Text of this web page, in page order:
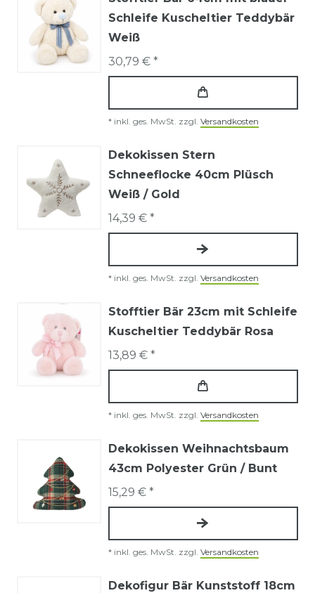
Schleife Kuscheltier Teddybär
Weiß
30,79 € *
* inkl. ges. MwSt. zzgl. Versandkosten
Dekokissen Stern
Schneeflocke 40cm Plüsch
Weiß / Gold
14,39 € *
* inkl. ges. MwSt. zzgl. Versandkosten
Stofftier Bär 23cm mit Schleife
Kuscheltier Teddybär Rosa
13,89 € *
* inkl. ges. MwSt. zzgl. Versandkosten
Dekokissen Weihnachtsbaum
43cm Polyester Grün / Bunt
15,29 € *
* inkl. ges. MwSt. zzgl. Versandkosten
Dekofigur Bär Kunststoff 18cm